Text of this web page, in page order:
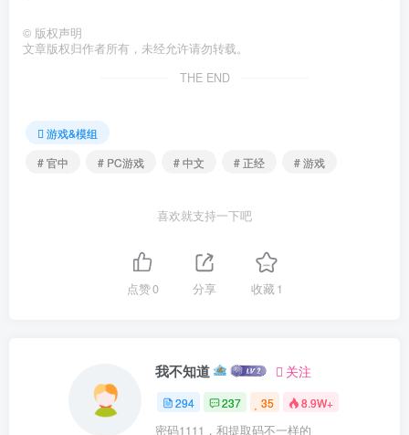
© 版权声明
文章版权归作者所有，未经允许请勿转载。
THE END
游戏&模组
# 官中
# PC游戏 # 中文 # 正经 # 游戏
喜欢就支持一下吧
点赞0 分享 收藏1
我不知道 关注
294 237 35 8.9W+
密码1111，和提取码不一样的